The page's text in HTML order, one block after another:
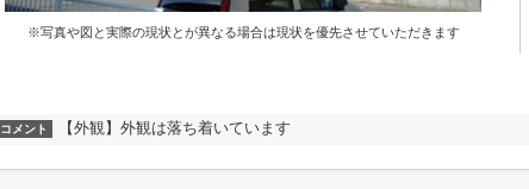
※写真や図と実際の現状とが異なる場合は現状を優先させていただきます
コメント 【外観】外観は落ち着いています